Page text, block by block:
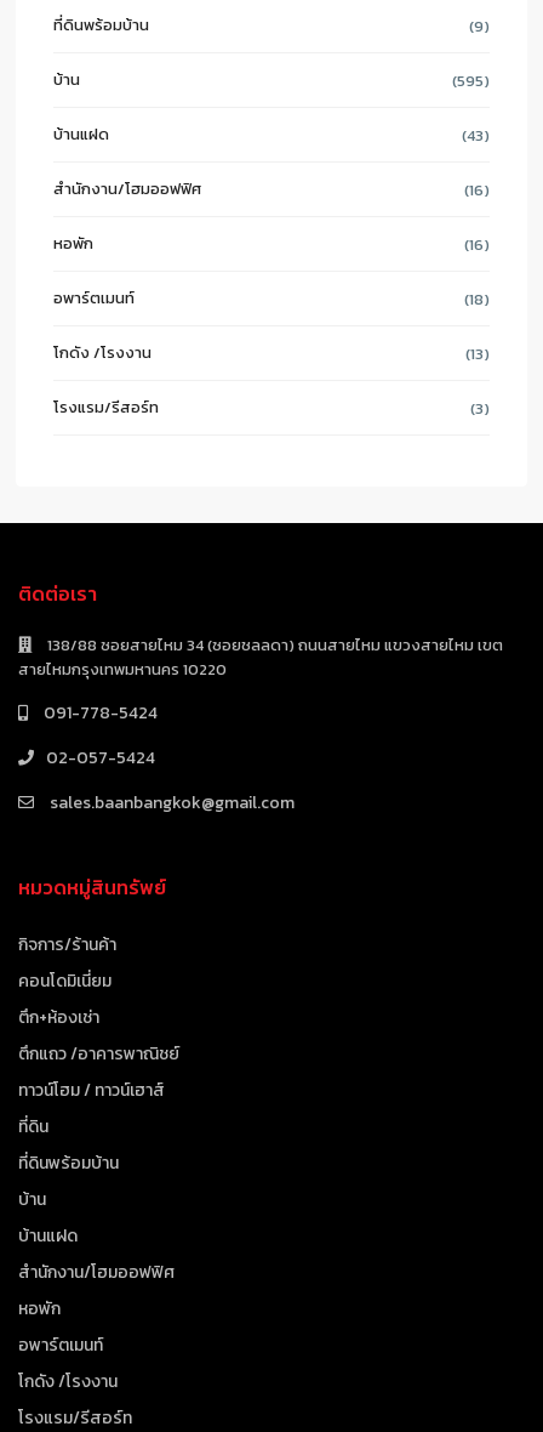
ที่ดินพร้อมบ้าน (9)
บ้าน (595)
บ้านแฝด (43)
สำนักงาน/โฮมออฟฟิศ (16)
หอพัก (16)
อพาร์ตเมนท์ (18)
โกดัง /โรงงาน (13)
โรงแรม/รีสอร์ท (3)
ติดต่อเรา
138/88 ซอยสายไหม 34 (ซอยชลลดา) ถนนสายไหม แขวงสายไหม เขต
สายไหมกรุงเทพมหานคร 10220
091-778-5424
02-057-5424
sales.baanbangkok@gmail.com
หมวดหมู่สินทรัพย์
กิจการ/ร้านค้า
คอนโดมิเนี่ยม
ตึก+ห้องเช่า
ตึกแถว /อาคารพาณิชย์
ทาวน์โฮม / ทาวน์เฮาส์
ที่ดิน
ที่ดินพร้อมบ้าน
บ้าน
บ้านแฝด
สำนักงาน/โฮมออฟฟิศ
หอพัก
อพาร์ตเมนท์
โกดัง /โรงงาน
โรงแรม/รีสอร์ท